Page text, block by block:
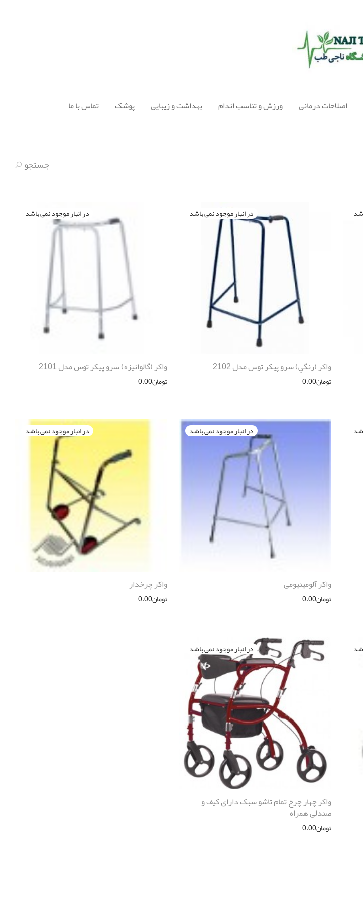
اصلاحات درمانی ورزش و تناسب اندام بهداشت و زیبایی پوشک تماس با ما
جستجو
واكر (رنگي) سرو پیکر توس مدل 2102
تومان0.00
واكر (گالوانيزه) سرو پیکر توس مدل 2101
تومان0.00
واکر آلومینیومی
تومان0.00
واکر چرخدار
تومان0.00
واکر چهار چرخ تمام تاشو سبک دارای کیف و
صندلی همراه
تومان0.00